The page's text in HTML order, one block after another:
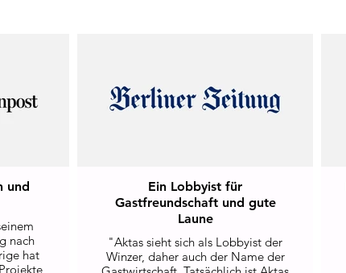
und
nach
hat
Ein Lobbyist für
Gastfreundschaft und gute
Laune
"Aktas sieht sich als Lobbyist der
Winzer, daher auch der Name der